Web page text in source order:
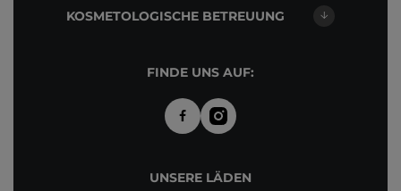
KOSMETOLOGISCHE BETREUUNG
FINDE UNS AUF:
UNSERE LÄDEN